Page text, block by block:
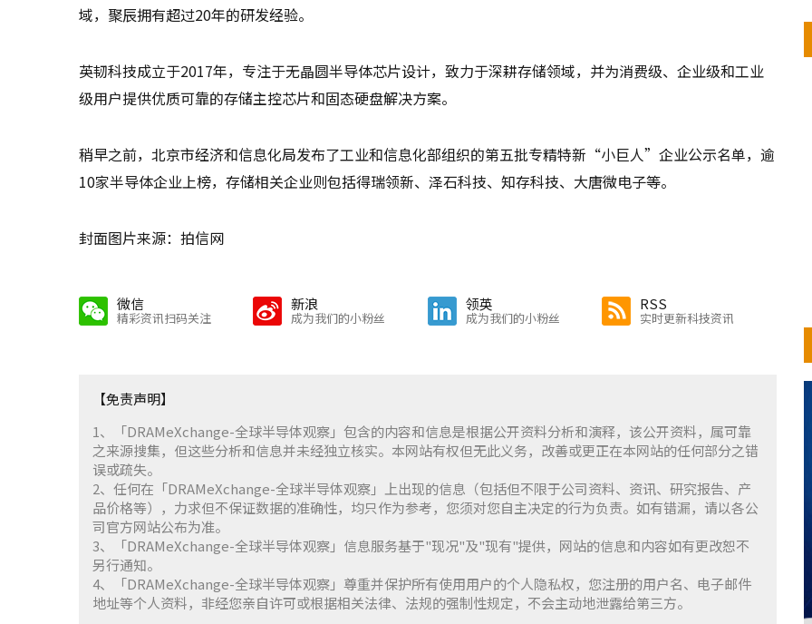
域，聚辰拥有超过20年的研发经验。
英韧科技成立于2017年，专注于无晶圆半导体芯片设计，致力于深耕存储领域，并为消费级、企业级和工业
级用户提供优质可靠的存储主控芯片和固态硬盘解决方案。
稍早之前，北京市经济和信息化局发布了工业和信息化部组织的第五批专精特新“小巨人”企业公示名单，逾
10家半导体企业上榜，存储相关企业则包括得瑞领新、泽石科技、知存科技、大唐微电子等。
封面图片来源：拍信网
微信
精彩资讯扫码关注
新浪
成为我们的小粉丝
领英
成为我们的小粉丝
RSS
实时更新科技资讯
【免责声明】
1、「DRAMeXchange-全球半导体观察」包含的内容和信息是根据公开资料分析和演释，该公开资料，属可靠
之来源搜集，但这些分析和信息并未经独立核实。本网站有权但无此义务，改善或更正在本网站的任何部分之错
误或疏失。
2、任何在「DRAMeXchange-全球半导体观察」上出现的信息（包括但不限于公司资料、资讯、研究报告、产
品价格等），力求但不保证数据的准确性，均只作为参考，您须对您自主决定的行为负责。如有错漏，请以各公
司官方网站公布为准。
3、「DRAMeXchange-全球半导体观察」信息服务基于"现况"及"现有"提供，网站的信息和内容如有更改恕不
另行通知。
4、「DRAMeXchange-全球半导体观察」尊重并保护所有使用用户的个人隐私权，您注册的用户名、电子邮件
地址等个人资料，非经您亲自许可或根据相关法律、法规的强制性规定，不会主动地泄露给第三方。